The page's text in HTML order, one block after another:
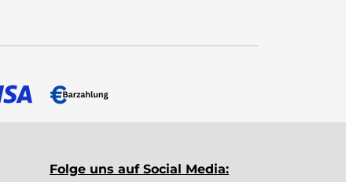
Folge uns auf Social Media: